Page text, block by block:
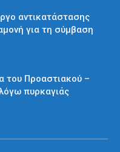
αντικατάστασης
για τη σύμβαση
του Προαστιακού –
πυρκαγιάς